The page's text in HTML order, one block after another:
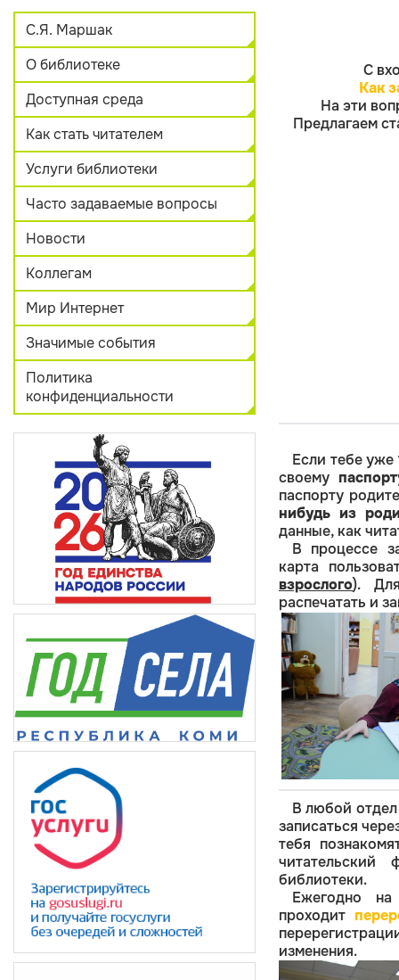
С.Я. Маршак
О библиотеке
Доступная среда
Как стать читателем
Услуги библиотеки
Часто задаваемые вопросы
Новости
Коллегам
Мир Интернет
Значимые события
Политика
конфиденциальности
С
Как
На эти
Предлагаем
Если тебе уже
своему
паспорту
нибудь из
данные, как
В процессе
карта
взрослого).
распечатать и
В любой
записаться
тебя
библиотеки.
Ежегодно на
проходит
изменения.